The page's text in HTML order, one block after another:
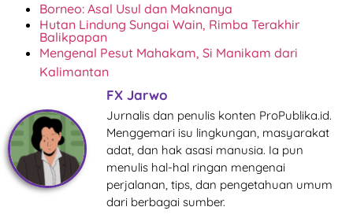
Borneo: Asal Usul dan Maknanya
Hutan Lindung Sungai Wain, Rimba Terakhir
Balikpapan
Mengenal Pesut Mahakam, Si Manikam dari
Kalimantan
FX Jarwo
Jurnalis dan penulis konten ProPublika.id.
Menggemari isu lingkungan, masyarakat
adat, dan hak asasi manusia. Ia pun
menulis hal-hal ringan mengenai
perjalanan, tips, dan pengetahuan umum
dari berbagai sumber.